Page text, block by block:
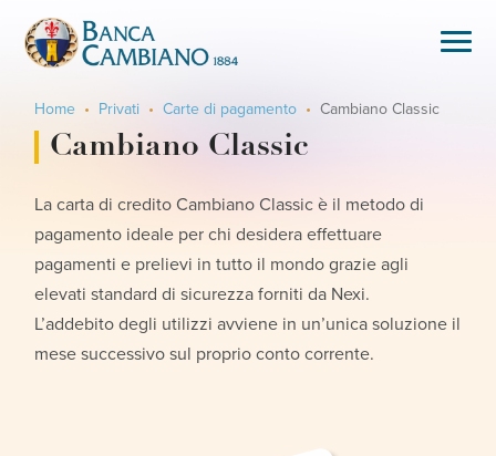
Home Privati Carte di pagamento Cambiano Classic
Cambiano Classic
La carta di credito Cambiano Classic è il metodo di
pagamento ideale per chi desidera effettuare
pagamenti e prelievi in tutto il mondo grazie agli
elevati standard di sicurezza forniti da Nexi.
L’addebito degli utilizzi avviene in un’unica soluzione il
mese successivo sul proprio conto corrente.